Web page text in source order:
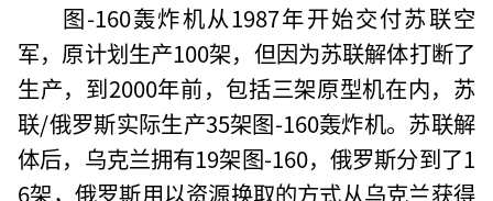
图-160轰炸机从1987年开始交付苏联空
军，原计划生产100架，但因为苏联解体打断了
生产，到2000年前，包括三架原型机在内，苏
联/俄罗斯实际生产35架图-160轰炸机。苏联解
体后，乌克兰拥有19架图-160，俄罗斯分到了1
6架，俄罗斯用以资源换取的方式从乌克兰获得